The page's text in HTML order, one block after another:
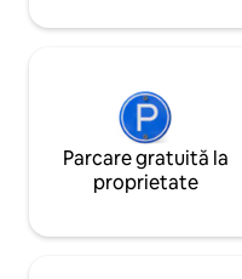
Parcare gratuită la
proprietate